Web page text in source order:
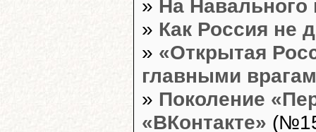
» На
» Как Россия не
» «Открытая
главными
» Поколение
«ВКонтакте»